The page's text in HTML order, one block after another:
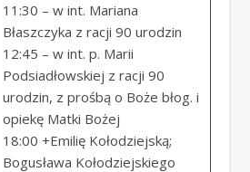
11:30 – w int. Mariana
Błaszczyka z racji 90 urodzin
12:45 – w int. p. Marii
Podsiadłowskiej z racji 90
urodzin, z prośbą o Boże błog. i
opiekę Matki Bożej
18:00 +Emilię Kołodziejską;
Bogusława Kołodziejskiego